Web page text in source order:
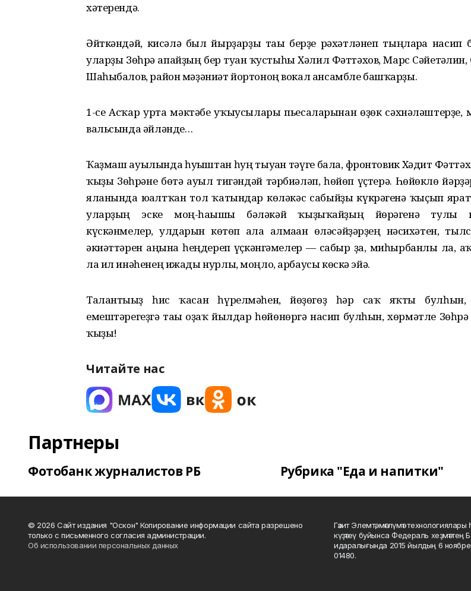
хәтерендә.
Әйткәндәй, кисәлә был йырҙарҙы тағы берҙе рәхәтләнеп тыңларға насип
уларҙы Зөһрә апайҙың бер туған ҡустыһы Хәлил Фәттәхов, Марс
Шаһыбалов, район мәҙәниәт йортоноң вокал ансамбле башҡарҙы.
1-се Асҡар урта мәктәбе уҡыусылары пьесаларынан өҙөк сәхнәләштерҙе,
вальсында әйләнде…
Ҡаҙмаш ауылында һуғыштан һуң тыуған тәүге бала, фронтовик Хәдит
ҡыҙы Зөһрәне бөтә ауыл тигәндәй тәрбиәләп, һөйөп үҫтерә. Һөйөклө
яланында юғалтҡан тол ҡатындар көләкәс сабыйҙы күкрәгенә ҡыҫып
уларҙың эске моң-һағышы бәләкәй ҡыҙыҡайҙың йөрәгенә тулы
күскәнмелер, улдарын көтөп ала алмаған өләсәйҙәрҙең нәсихәтен,
әкиәттәрен аңына һеңдереп үҫкәнгәмелер — сабыр ҙа, миһырбанлы ла,
ла ил инәһенең ижады нурлы, моңло, арбаусы көскә эйә.
Талантығыҙ һис ҡасан һүрелмәһен, йөҙөгөҙ һәр саҡ яҡты
емештәрегеҙгә тағы оҙаҡ йылдар һөйөнөргә насип булһын, хөрмәтле
ҡыҙы!
Читайте нас
Партнеры
Фотобанк журналистов РБ Рубрика "Еда и напитки"
© 2026 Сайт издания "Оскон" Копирование информации сайта разрешено
только с письменного согласия администрации.
Об использовании персональных данных
Гәзит Элемтә, мәғлүмәт
күҙәтеү буйынса Федераль
идаралығында 2015 йылдың 6
01480.